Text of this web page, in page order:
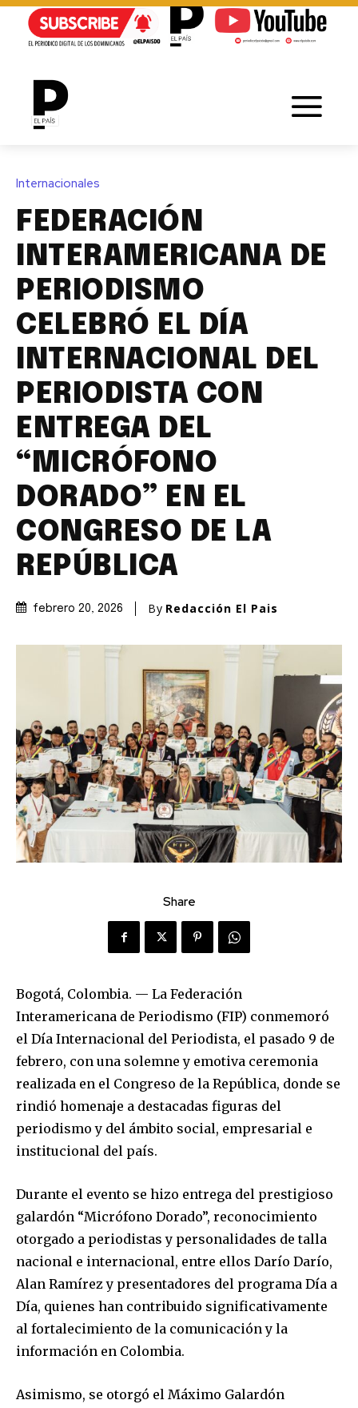
Internacionales
FEDERACIÓN
INTERAMERICANA DE
PERIODISMO
CELEBRÓ EL DÍA
INTERNACIONAL DEL
PERIODISTA CON
ENTREGA DEL
“MICRÓFONO
DORADO” EN EL
CONGRESO DE LA
REPÚBLICA
febrero 20, 2026 By Redacción El Pais
Share
Bogotá, Colombia. — La Federación
Interamericana de Periodismo (FIP) conmemoró
el Día Internacional del Periodista, el pasado 9 de
febrero, con una solemne y emotiva ceremonia
realizada en el Congreso de la República, donde se
rindió homenaje a destacadas figuras del
periodismo y del ámbito social, empresarial e
institucional del país.
Durante el evento se hizo entrega del prestigioso
galardón “Micrófono Dorado”, reconocimiento
otorgado a periodistas y personalidades de talla
nacional e internacional, entre ellos Darío Darío,
Alan Ramírez y presentadores del programa Día a
Día, quienes han contribuido significativamente
al fortalecimiento de la comunicación y la
información en Colombia.
Asimismo, se otorgó el Máximo Galardón